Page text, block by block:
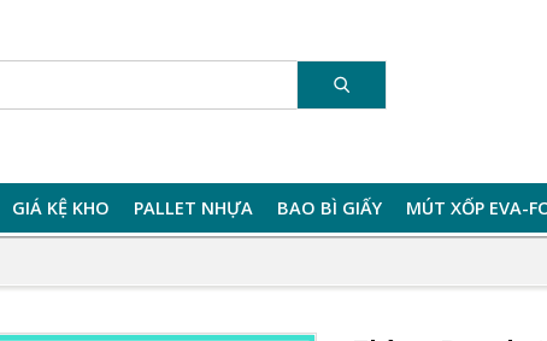
GIÁ KỆ KHO PALLET NHỰA BAO BÌ GIẤY MÚT XỐP EVA-